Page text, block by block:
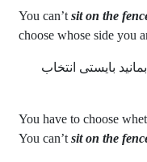
sit on the
choose whose side you
بایستی انتخاب
.You have to choose
You can’t sit on the